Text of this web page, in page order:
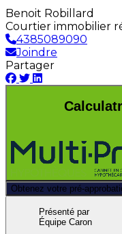
Benoit Robillard
Courtier immobilier
4385089090
Joindre
Partager
Obtenez votre pré-
Présenté par
Équipe Caron